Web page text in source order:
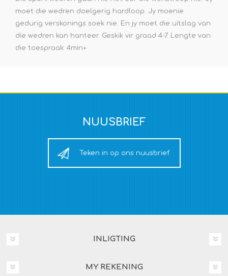
moet die wedren doelgerig hardloop. Jy moenie
gedurig verskonings soek nie. En jy moet die uitslag van
die wedren kan hanteer. Geskik vir graad 4-7. Lengte van
die toespraak: 4min+
NUUSBRIEF
Teken in op ons nuusbrief
INLIGTING
MY REKENING